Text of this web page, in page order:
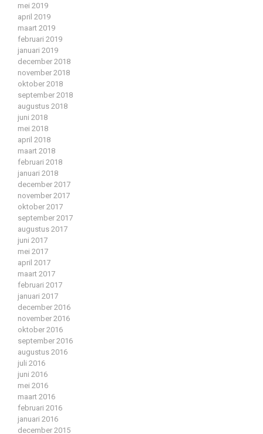
mei 2019
april 2019
maart 2019
februari 2019
januari 2019
december 2018
november 2018
oktober 2018
september 2018
augustus 2018
juni 2018
mei 2018
april 2018
maart 2018
februari 2018
januari 2018
december 2017
november 2017
oktober 2017
september 2017
augustus 2017
juni 2017
mei 2017
april 2017
maart 2017
februari 2017
januari 2017
december 2016
november 2016
oktober 2016
september 2016
augustus 2016
juli 2016
juni 2016
mei 2016
maart 2016
februari 2016
januari 2016
december 2015